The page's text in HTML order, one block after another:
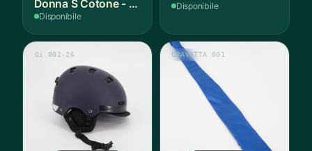
Donna S Cotone - 1
Paio
Disponibile
Disponibile
Gi 002-26 CRAVATTA 001